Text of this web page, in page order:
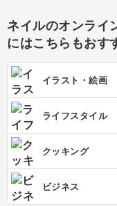
と、ジェルネイルをセル
す。ファイルやグルーな
パートナーなどが有名で
ルネイルのデメリットで
も爪への負担が大きいた
とが必要です。ジェルネ
いう技術があります。ハ
しという技術です。指を
ールでは上記のような技
方法やジェルの塗り方、
り学びます。ネイルサロ
パターンもあるため、顧
を磨きます。ネイルサロ
ります。ジェルネイルの
ーです。黒、白、緑、水
色のカラーを使ったバイ
ネイルのオンライ
にはこちらもおす
イラスト・絵画
ライフスタイル
クッキング
ビジネス